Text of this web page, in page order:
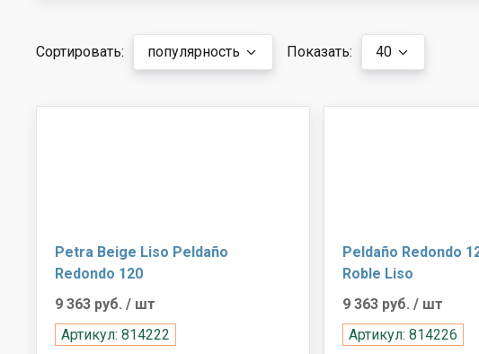
Сортировать: популярность Показать: 40
Petra Beige Liso Peldaño
Redondo 120
9 363 руб. / шт
Артикул: 814222
Peldaño Redondo
Roble Liso
9 363 руб. / шт
Артикул: 814226